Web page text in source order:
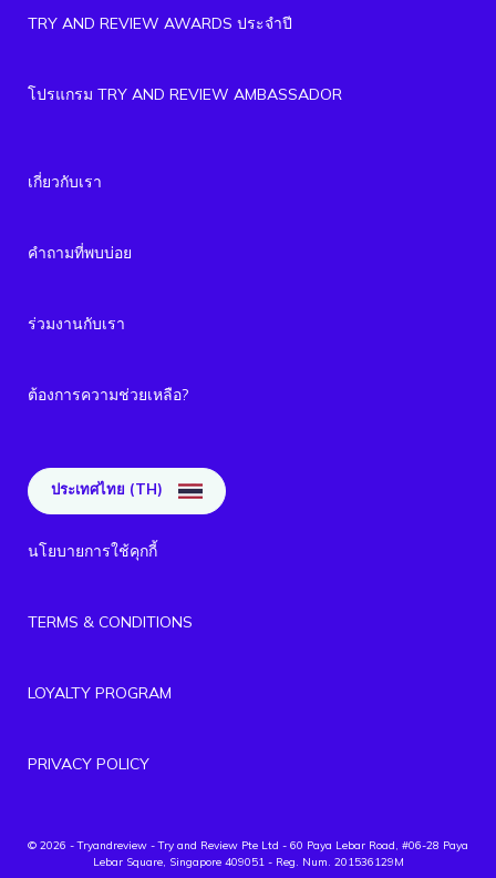
TRY AND REVIEW AWARDS ประจำปี
โปรแกรม TRY AND REVIEW AMBASSADOR
เกี่ยวกับเรา
คำถามที่พบบ่อย
ร่วมงานกับเรา
ต้องการความช่วยเหลือ?
ประเทศไทย (TH)
นโยบายการใช้คุกกี้
TERMS & CONDITIONS
LOYALTY PROGRAM
PRIVACY POLICY
© 2026 - Tryandreview - Try and Review Pte Ltd - 60 Paya Lebar Road, #06-28 Paya
Lebar Square, Singapore 409051 - Reg. Num. 201536129M